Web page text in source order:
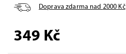
Doprava zdarma nad 2000 Kč
349 Kč